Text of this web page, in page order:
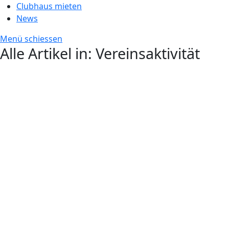
Clubhaus mieten
News
Menü schiessen
Alle Artikel in: Vereinsaktivität